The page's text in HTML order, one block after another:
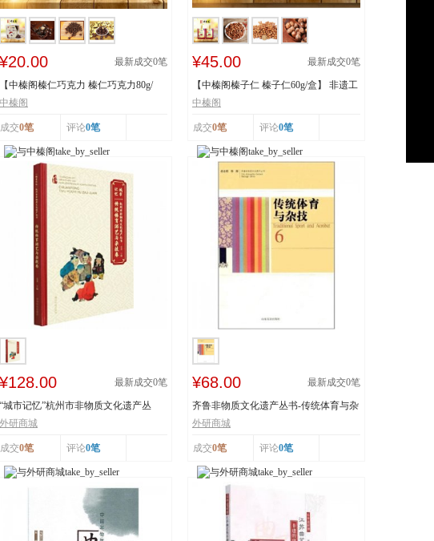
¥20.00 最新成交0笔
【中榛阁榛仁巧克力 榛仁巧克力80g/
罐】 非遗工艺 ...
中榛阁
成交0笔 评论0笔
¥45.00 最新成交0笔
【中榛阁榛子仁 榛子仁60g/盒】 非遗工
艺 榛香浓郁
中榛阁
成交0笔 评论0笔
¥128.00 最新成交0笔
“城市记忆”杭州市非物质文化遗产丛
书：传统体育游艺...
外研商城
成交0笔 评论0笔
¥68.00 最新成交0笔
齐鲁非物质文化遗产丛书-传统体育与杂
技 王丕琢 山...
外研商城
成交0笔 评论0笔